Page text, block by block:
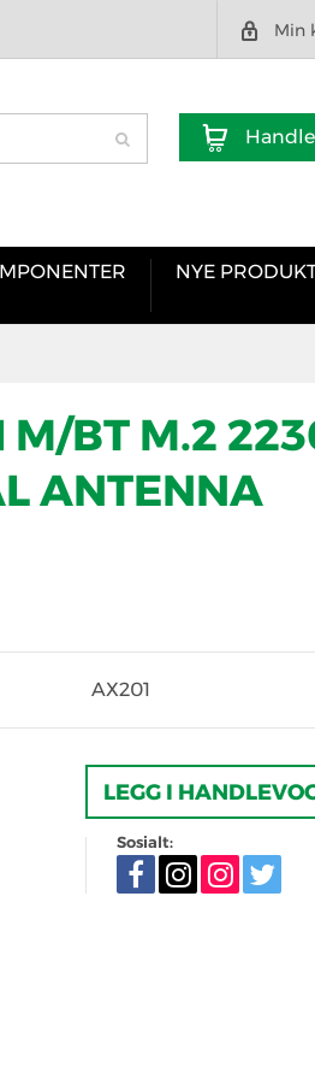
Min
NYE
M/BT M.2
ANTENNA
AX201
LEGG I
Sosialt: